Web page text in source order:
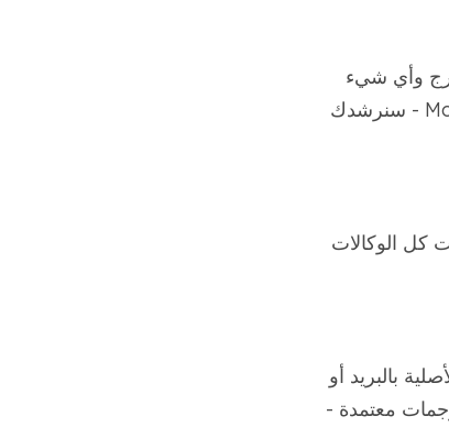
وأي شيء
آخر يظهر تاريخك الأكاديمي. إذا لم تكن متأكدًا مما هو مطلوب، فتواصل مع MotaWord - سنرشدك
كل الوكالات
بالبريد أو
معتمدة -